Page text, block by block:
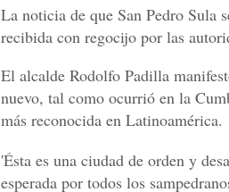
La noticia de que San Pedro Sula
recibida con regocijo por las
El alcalde Rodolfo Padilla
nuevo, tal como ocurrió en la
más reconocida en Latinoamérica.
'Ésta es una ciudad de orden y
esperada por todos los